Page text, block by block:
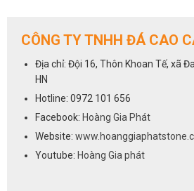
CÔNG TY TNHH ĐÁ CAO
Địa chỉ: Đội 16, Thôn Khoan Tế, xã
HN
Hotline: 0972 101 656
Facebook: Hoàng Gia Phát
Website:
Youtube: Hoàng Gia phát